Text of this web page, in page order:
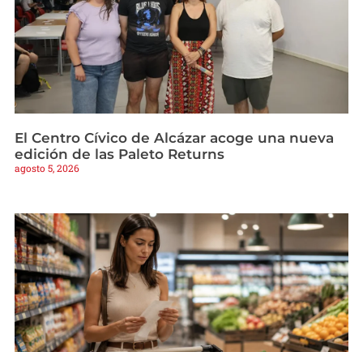
El Centro Cívico de Alcázar acoge una nueva
edición de las Paleto Returns
agosto 5, 2026